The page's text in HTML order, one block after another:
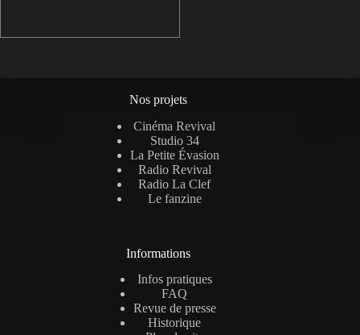
Nos projets
Cinéma Revival
Studio 34
La Petite Évasion
Radio Revival
Radio La Clef
Le fanzine
Informations
Infos pratiques
FAQ
Revue de presse
Historique